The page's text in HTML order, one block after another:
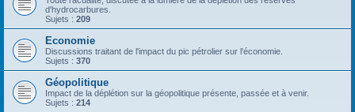
d'hydrocarbures.
Sujets : 209
Economie
Discussions traitant de l'impact du pic pétrolier sur l'économie.
Sujets : 370
Géopolitique
Impact de la déplétion sur la géopolitique présente, passée et à venir.
Sujets : 214